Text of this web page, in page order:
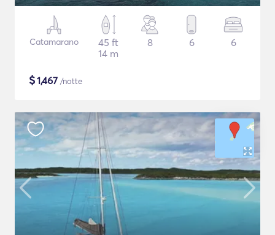
Catamarano
45 ft
14 m
8 6 6
$1,467 /notte